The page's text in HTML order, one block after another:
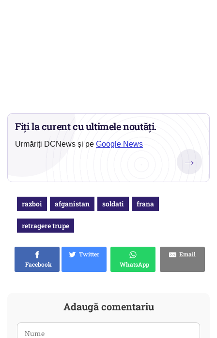
Fiți la curent cu ultimele noutăți.
Urmăriți DCNews și pe Google News
→
razboi afganistan soldati frana
retragere trupe
Facebook
Twitter
WhatsApp
Email
Adaugă comentariu